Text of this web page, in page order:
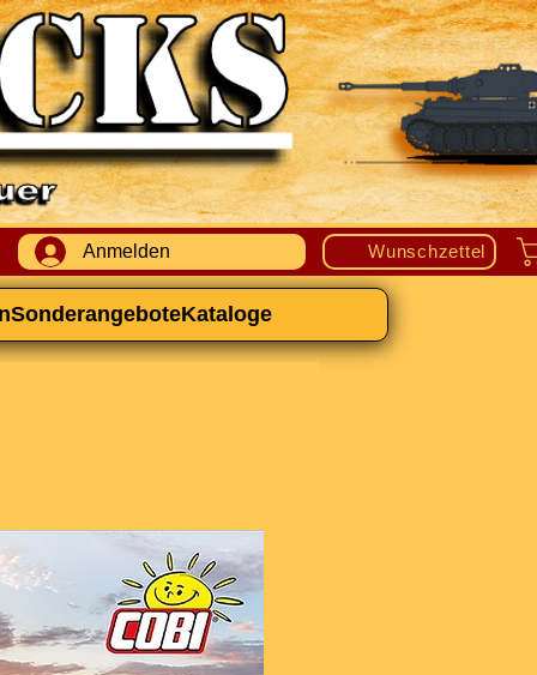
Anmelden Wunschzettel
SonderangeboteKataloge